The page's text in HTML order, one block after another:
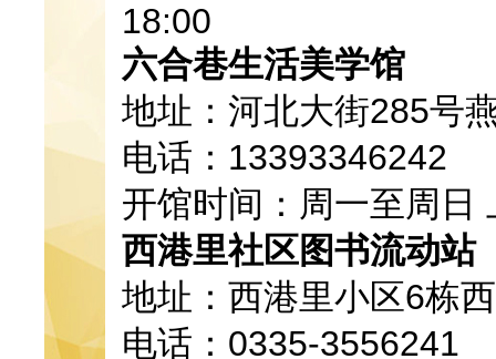
18:00
六合巷生活美学馆
地址：河北大街285号
电话：13393346242
开馆时间：周一至周日
西港里社区图书流动站
地址：西港里小区6栋
电话：0335-3556241